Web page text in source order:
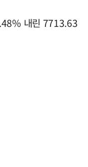
내린 7713.63